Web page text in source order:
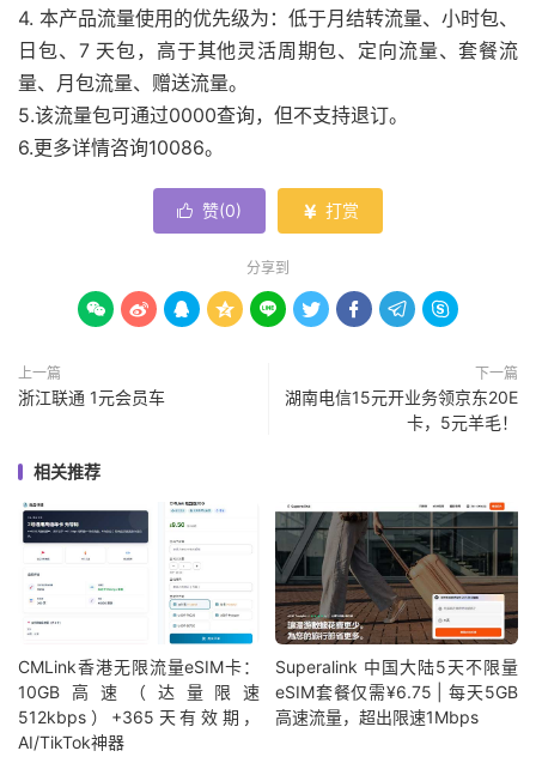
4. 本产品流量使用的优先级为：低于月结转流量、小时包、
日包、7 天包，高于其他灵活周期包、定向流量、套餐流
量、月包流量、赠送流量。
5.该流量包可通过0000查询，但不支持退订。
6.更多详情咨询10086。
 赞(0)  打赏
分享到
        
上一篇
浙江联通 1元会员车
下一篇
湖南电信15元开业务领京东20E
卡，5元羊毛！
相关推荐
CMLink香港无限流量eSIM卡：
10GB高速（达量限速
512kbps）+365天有效期，
AI/TikTok神器
Superalink 中国大陆5天不限量
eSIM套餐仅需¥6.75 | 每天5GB
高速流量，超出限速1Mbps